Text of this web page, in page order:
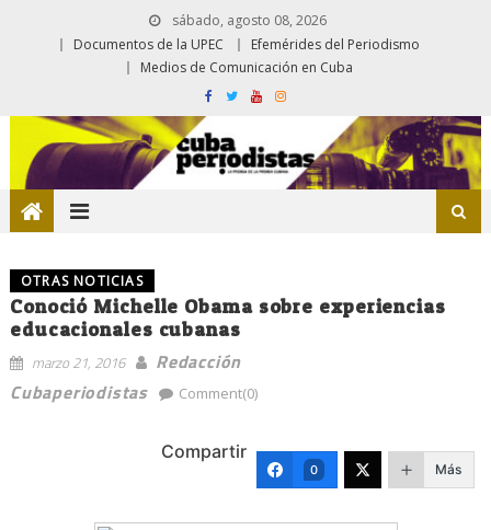
sábado, agosto 08, 2026
Documentos de la UPEC
Efemérides del Periodismo
Medios de Comunicación en Cuba
OTRAS NOTICIAS
Conoció Michelle Obama sobre experiencias
educacionales cubanas
marzo 21, 2016
Redacción
Cubaperiodistas
Comment(0)
Compartir
0 Más